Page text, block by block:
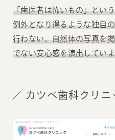
「歯医者は怖いもの」とい
例外となり得るような独自
行わない、自然体の写真を
でない安心感を演出してい
カツベ歯科クリニ